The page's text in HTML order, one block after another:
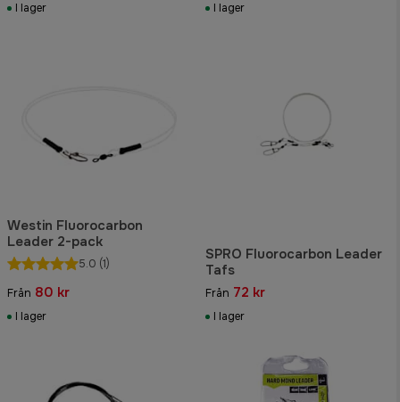
I lager I lager
Westin Fluorocarbon
Leader 2-pack
5.0 (1)
Från 80 kr
I lager
SPRO Fluorocarbon Leader
Tafs
Från 72 kr
I lager